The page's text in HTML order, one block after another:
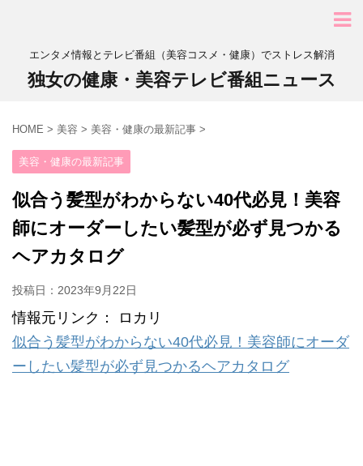
エンタメ情報とテレビ番組（美容コスメ・健康）でストレス解消
独女の健康・美容テレビ番組ニュース
HOME > 美容 > 美容・健康の最新記事 >
美容・健康の最新記事
似合う髪型がわからない40代必見！美容
師にオーダーしたい髪型が必ず見つかる
ヘアカタログ
投稿日： 2023年9月22日
情報元リンク： ロカリ
似合う髪型がわからない40代必見！美容師にオーダ
ーしたい髪型が必ず見つかるヘアカタログ